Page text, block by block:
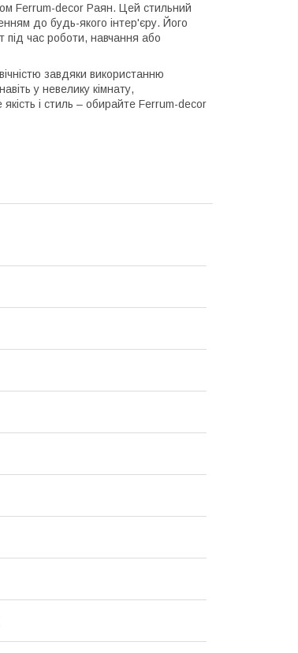
Ferrum-decor Раян. Цей стильний
до будь-якого інтер'єру. Його
під час роботи, навчання або
завдяки використанню
у невелику кімнату,
і стиль – обирайте Ferrum-decor